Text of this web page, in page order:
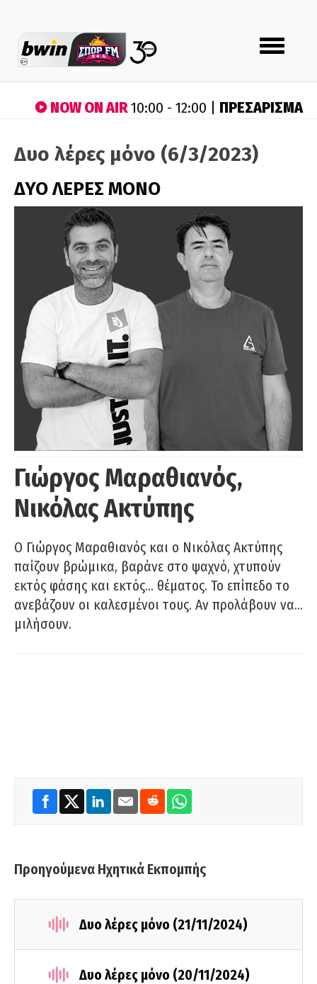
Toggle
navigation
NOW ON AIR10:00 - 12:00 | ΠΡΕΣΑΡΙΣΜΑ
Δυο λέρες μόνο (6/3/2023)
ΔΥΟ ΛΕΡΕΣ ΜΟΝΟ
Γιώργος Μαραθιανός,
Νικόλας Ακτύπης
Ο Γιώργος Μαραθιανός και ο Νικόλας Ακτύπης
παίζουν βρώμικα, βαράνε στο ψαχνό, χτυπούν
εκτός φάσης και εκτός… θέματος. Το επίπεδο το
ανεβάζουν οι καλεσμένοι τους. Αν προλάβουν να…
μιλήσουν.
Προηγούμενα Ηχητικά Εκπομπής
Δυο λέρες μόνο (21/11/2024)
Δυο λέρες μόνο (20/11/2024)